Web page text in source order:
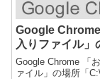
Google
入りファイル」
Google Chrome 「
ァイル」の場所「